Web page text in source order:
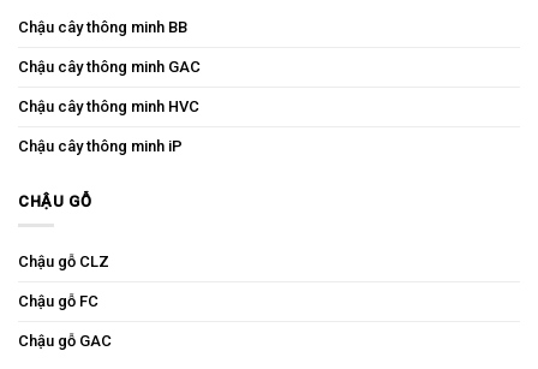
Chậu cây thông minh BB
Chậu cây thông minh GAC
Chậu cây thông minh HVC
Chậu cây thông minh iP
CHẬU GỖ
Chậu gỗ CLZ
Chậu gỗ FC
Chậu gỗ GAC